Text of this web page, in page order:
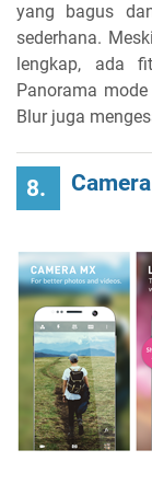
yang bagus
sederhana.
lengkap, ada
Panorama
Blur juga
8.